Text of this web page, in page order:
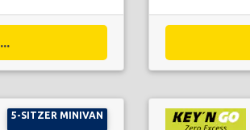
5-SITZER MINIVAN